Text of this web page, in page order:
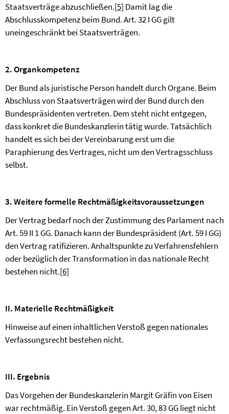
Staatsverträge abzuschließen.[5] Damit lag die
Abschlusskompetenz beim Bund. Art. 32 I GG gilt
uneingeschränkt bei Staatsverträgen.
2. Organkompetenz
Der Bund als juristische Person handelt durch Organe. Beim
Abschluss von Staatsverträgen wird der Bund durch den
Bundespräsidenten vertreten. Dem steht nicht entgegen,
dass konkret die Bundeskanzlerin tätig wurde. Tatsächlich
handelt es sich bei der Vereinbarung erst um die
Paraphierung des Vertrages, nicht um den Vertragsschluss
selbst.
3. Weitere formelle Rechtmäßigkeitsvoraussetzungen
Der Vertrag bedarf noch der Zustimmung des Parlament nach
Art. 59 II 1 GG. Danach kann der Bundespräsident (Art. 59 I GG)
den Vertrag ratifizieren. Anhaltspunkte zu Verfahrensfehlern
oder bezüglich der Transformation in das nationale Recht
bestehen nicht.[6]
II. Materielle Rechtmäßigkeit
Hinweise auf einen inhaltlichen Verstoß gegen nationales
Verfassungsrecht bestehen nicht.
III. Ergebnis
Das Vorgehen der Bundeskanzlerin Margit Gräfin von Eisen
war rechtmäßig. Ein Verstoß gegen Art. 30, 83 GG liegt nicht